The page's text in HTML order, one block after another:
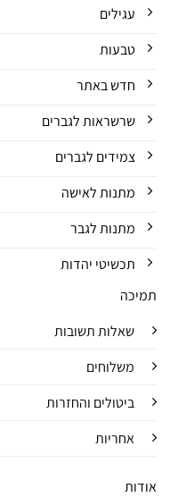
עגילים
טבעות
חדש באתר
שרשראות לגברים
צמידים לגברים
מתנות לאישה
מתנות לגבר
תכשיטי יהדות
תמיכה
שאלות תשובות
משלוחים
ביטולים והחזרות
אחריות
אודות